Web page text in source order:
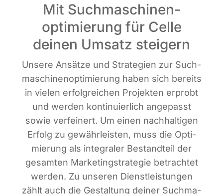
Mit Suchmaschinen­
optimierung für Celle
deinen Umsatz steigern
Unse­re Ansät­ze und Stra­te­gien zur Such­
ma­schi­nen­op­ti­mie­rung haben sich bereits
in vie­len erfolg­rei­chen Pro­jek­ten erprobt
und wer­den kon­ti­nu­ier­lich ange­passt
sowie ver­fei­nert. Um einen nach­hal­ti­gen
Erfolg zu gewähr­leis­ten, muss die Opti­
mie­rung als inte­gra­ler Bestand­teil der
gesam­ten Mar­ke­ting­stra­te­gie betrach­tet
wer­den. Zu unse­ren Dienst­leis­tun­gen
zählt auch die Gestal­tung dei­ner Such­ma­